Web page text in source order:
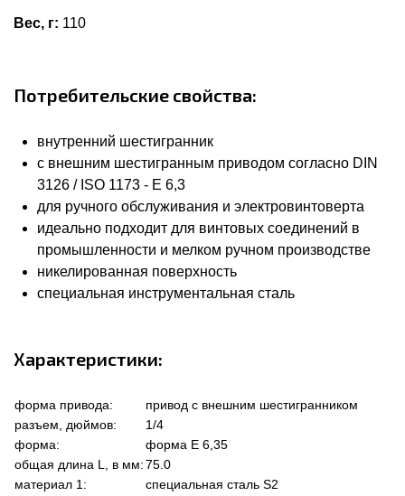
Вес, г: 110
Потребительские свойства:
внутренний шестигранник
с внешним шестигранным приводом согласно DIN
3126 / ISO 1173 - E 6,3
для ручного обслуживания и электровинтоверта
идеально подходит для винтовых соединений в
промышленности и мелком ручном производстве
никелированная поверхность
специальная инструментальная сталь
Характеристики:
форма привода:
привод с внешним шестигранником
разъем, дюймов:
1/4
форма:
форма Е 6,35
общая длина L, в мм:75.0
материал 1:
специальная сталь S2